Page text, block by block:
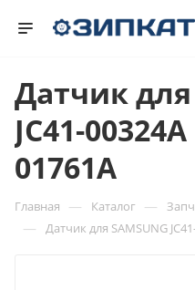
Датчик для
JC41-
01761A
Главная — Каталог —
— Датчик для SAMSUNG